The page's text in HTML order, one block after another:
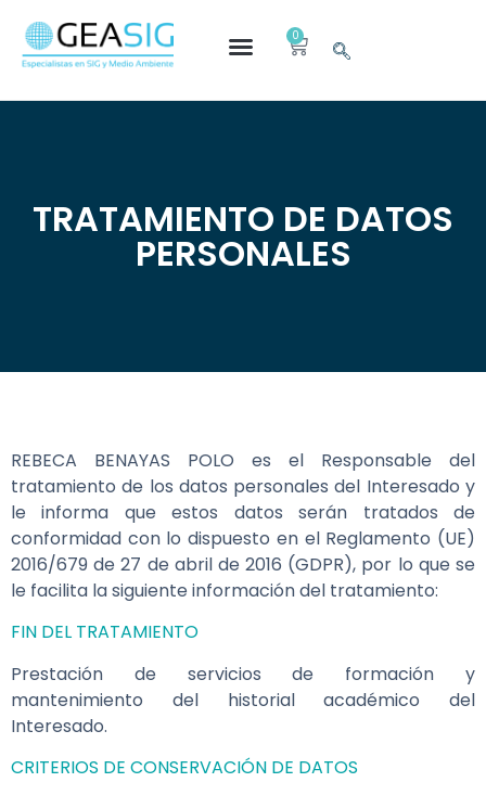
0
TRATAMIENTO DE DATOS
PERSONALES
REBECA BENAYAS POLO es el Responsable del
tratamiento de los datos personales del Interesado y
le informa que estos datos serán tratados de
conformidad con lo dispuesto en el Reglamento (UE)
2016/679 de 27 de abril de 2016 (GDPR), por lo que se
le facilita la siguiente información del tratamiento:
FIN DEL TRATAMIENTO
Prestación de servicios de formación y
mantenimiento del historial académico del
Interesado.
CRITERIOS DE CONSERVACIÓN DE DATOS